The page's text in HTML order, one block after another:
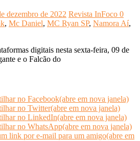
dezembro de 2022 Revista InFoco 0
, Mc Daniel, MC Ryan SP, Namora Aí,
digitais nesta sexta-feira, 09 de
e o Falcão do
no Facebook(abre em nova janela)
no Twitter(abre em nova janela)
no LinkedIn(abre em nova janela)
no WhatsApp(abre em nova janela)
link por e-mail para um amigo(abre em